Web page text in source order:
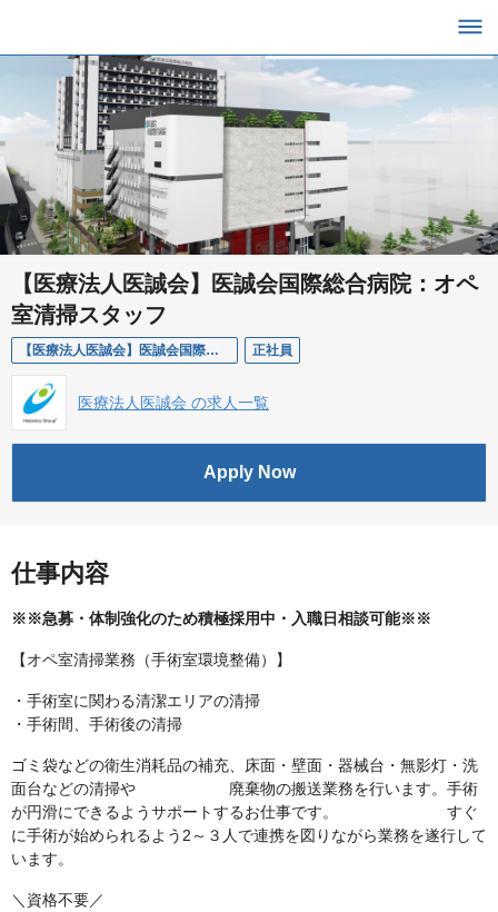
【医療法人医誠会】医誠会国際総合病院：オペ
室清掃スタッフ
【医療法人医誠会】医誠会国際総合病院：オペ室清掃スタッフ 正社員
医療法人医誠会 の求人一覧
Apply Now
仕事内容
※※急募・体制強化のため積極採用中・入職日相談可能※※
【オペ室清掃業務（手術室環境整備）】
・手術室に関わる清潔エリアの清掃
・手術間、手術後の清掃
ゴミ袋などの衛生消耗品の補充、床面・壁面・器械台・無影灯・洗
面台などの清掃や 廃棄物の搬送業務を行います。手術
が円滑にできるようサポートするお仕事です。 すぐ
に手術が始められるよう2～３人で連携を図りながら業務を遂行して
います。
＼資格不要／